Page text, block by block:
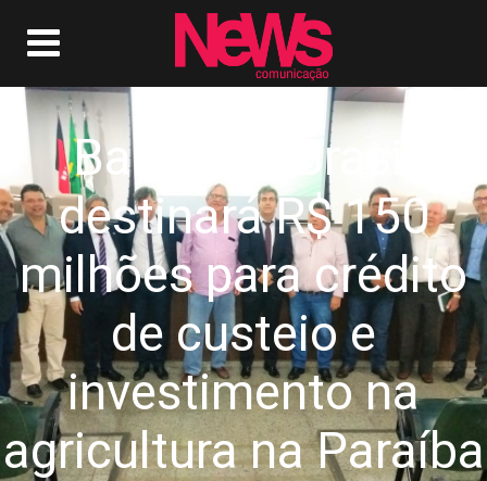
Banco do Brasil
destinará R$ 150
milhões para crédito
de custeio e
investimento na
agricultura na Paraíba